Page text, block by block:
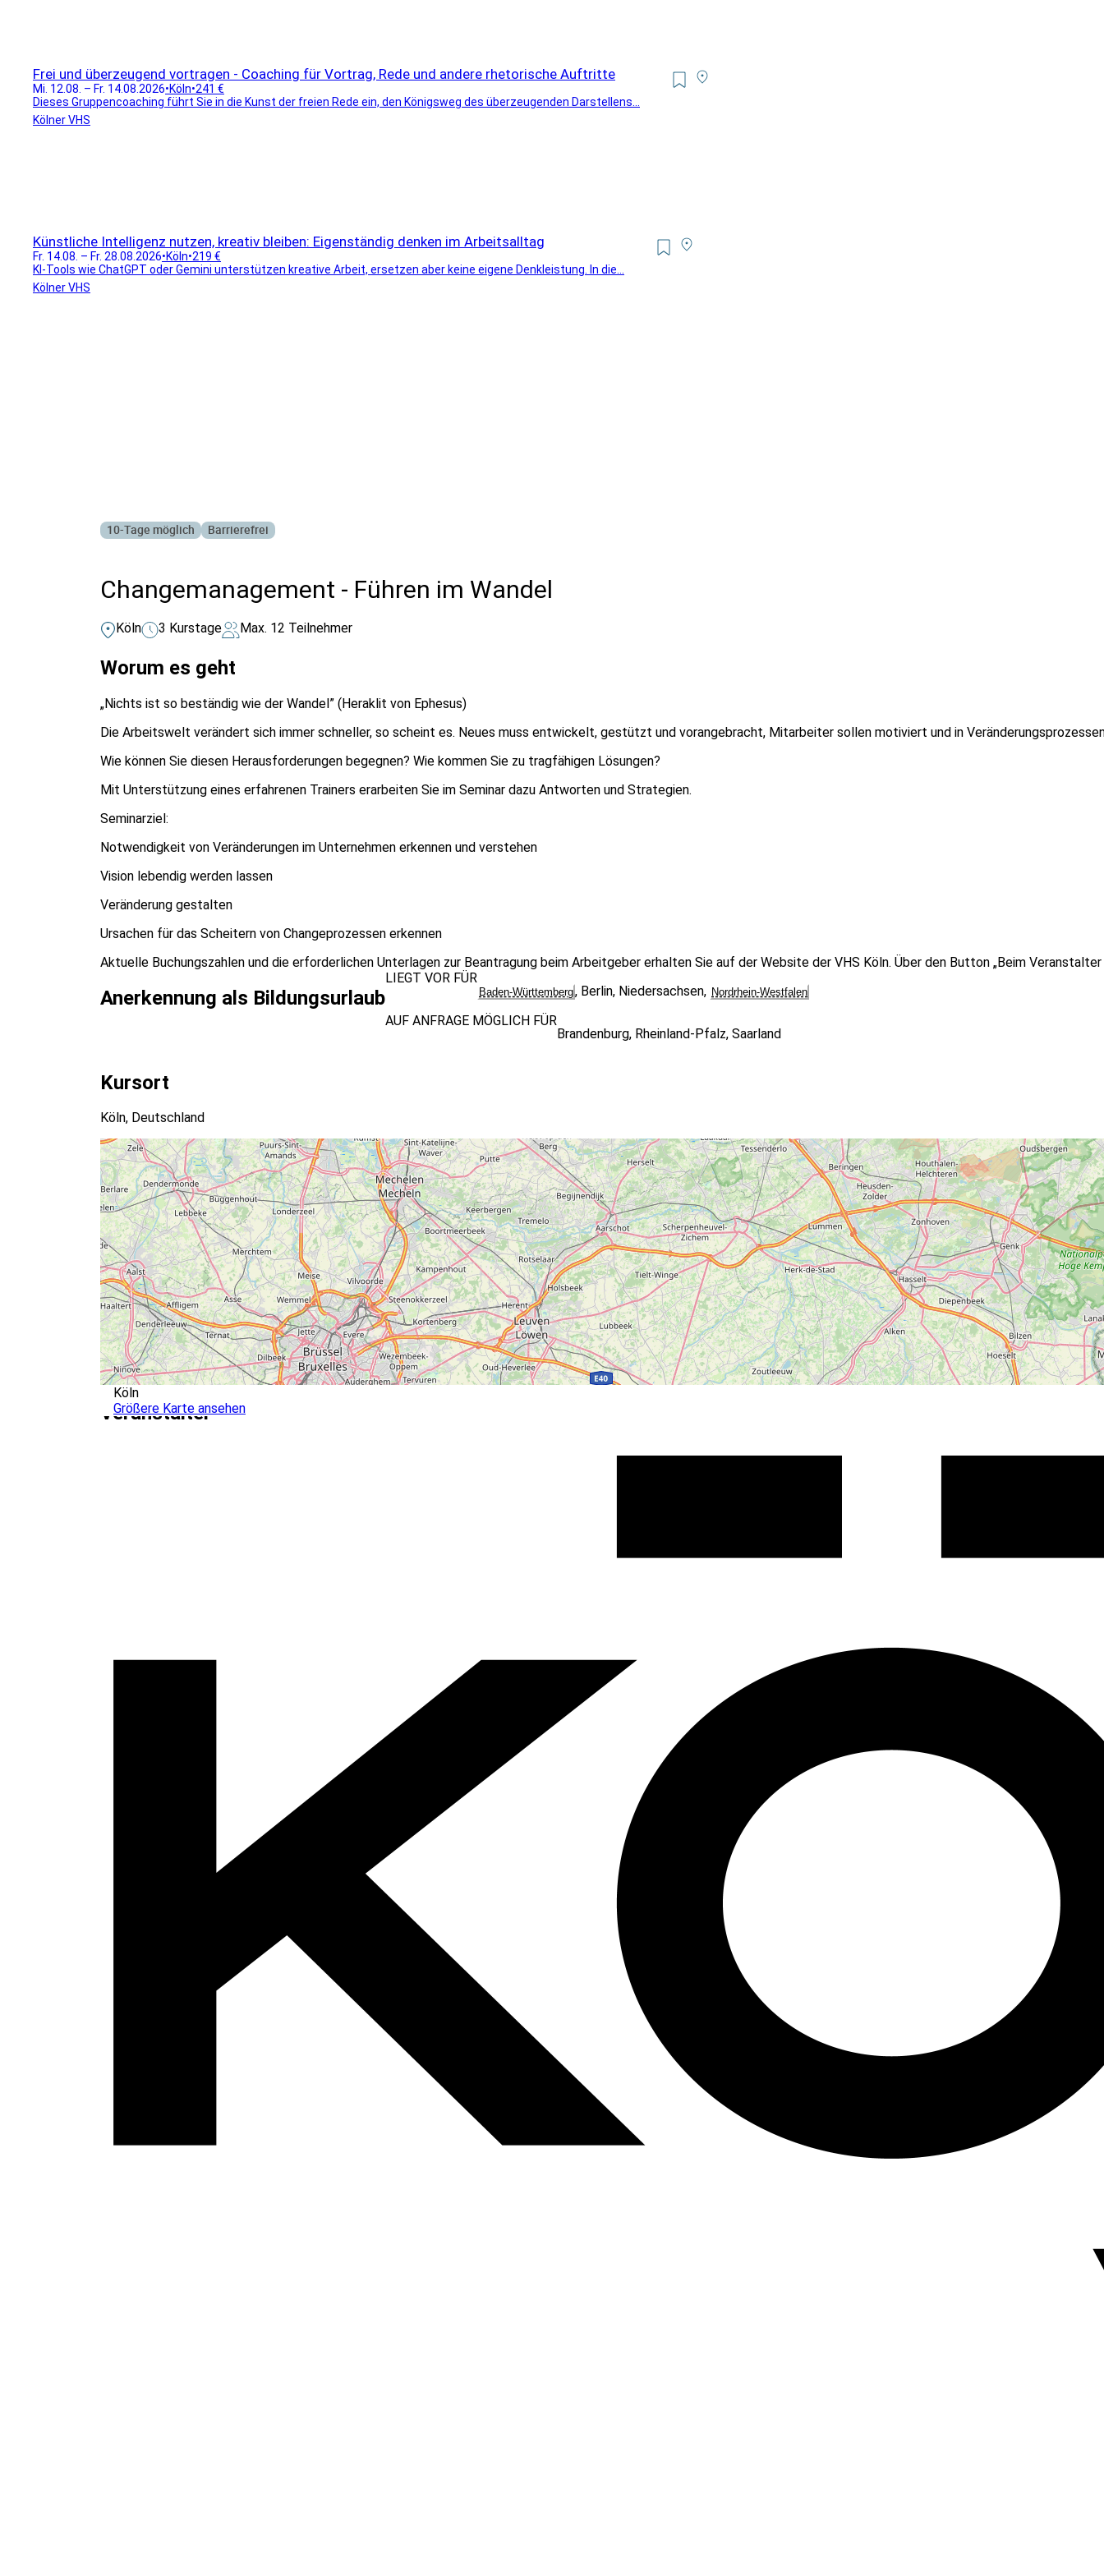
Frei und überzeugend vortragen - Coaching für Vortrag, Rede und andere rhetorische Auftritte
Mi. 12.08. – Fr. 14.08.2026•Köln•241 €
Dieses Gruppencoaching führt Sie in die Kunst der freien Rede ein, den Königsweg des überzeugenden Darstellens...
Kölner VHS
Künstliche Intelligenz nutzen, kreativ bleiben: Eigenständig denken im Arbeitsalltag
Fr. 14.08. – Fr. 28.08.2026•Köln•219 €
KI-Tools wie ChatGPT oder Gemini unterstützen kreative Arbeit, ersetzen aber keine eigene Denkleistung. In die...
Kölner VHS
10-Tage möglich Barrierefrei
Changemanagement - Führen im Wandel
Köln 3 Kurstage Max. 12 Teilnehmer
Worum es geht
„Nichts ist so beständig wie der Wandel” (Heraklit von Ephesus)
Die Arbeitswelt verändert sich immer schneller, so scheint es. Neues muss entwickelt, gestützt und vorangebracht, Mitarbeiter sollen motiviert und in
Wie können Sie diesen Herausforderungen begegnen? Wie kommen Sie zu tragfähigen Lösungen?
Mit Unterstützung eines erfahrenen Trainers erarbeiten Sie im Seminar dazu Antworten und Strategien.
Seminarziel:
Notwendigkeit von Veränderungen im Unternehmen erkennen und verstehen
Vision lebendig werden lassen
Veränderung gestalten
Ursachen für das Scheitern von Changeprozessen erkennen
Aktuelle Buchungszahlen und die erforderlichen Unterlagen zur Beantragung beim Arbeitgeber erhalten Sie auf der Website der VHS Köln. Über den Button „Beim
Anerkennung als Bildungsurlaub
LIEGT VOR FÜR
Baden-Württemberg, Berlin, Niedersachsen, Nordrhein-Westfalen
AUF ANFRAGE MÖGLICH FÜR
Brandenburg, Rheinland-Pfalz, Saarland
Kursort
Köln, Deutschland
Köln
Größere Karte ansehen
Veranstalter